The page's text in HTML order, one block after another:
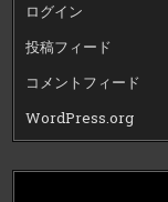
ログイン
投稿フィード
コメントフィード
WordPress.org